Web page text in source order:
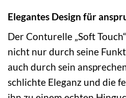
Elegantes Design für
Der Conturelle „Soft
nicht nur durch seine
auch durch sein
schlichte Eleganz und die